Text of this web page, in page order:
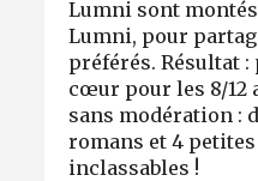
Lumni sont montés
Lumni, pour
préférés. Résultat :
cœur pour les 8/12
sans modération :
romans et 4
inclassables !